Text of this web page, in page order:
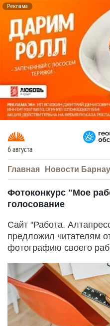
Реклама
6 августа
Главная Новости
Фотоконкурс "Мое
голосование
Сайт "Работа.
предложил читателям
фотографию своего